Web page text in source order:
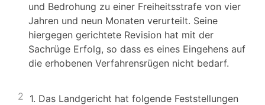
und Bedrohung zu einer Freiheitsstrafe von vier
Jahren und neun Monaten verurteilt. Seine
hiergegen gerichtete Revision hat mit der
Sachrüge Erfolg, so dass es eines Eingehens auf
die erhobenen Verfahrensrügen nicht bedarf.
2 1. Das Landgericht hat folgende Feststellungen